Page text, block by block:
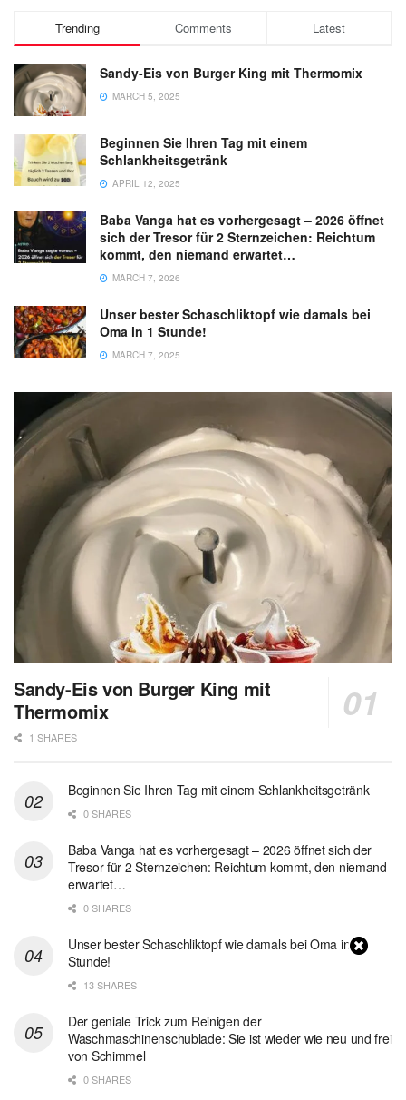
Trending Comments Latest
Sandy-Eis von Burger King mit Thermomix
MARCH 5, 2025
Beginnen Sie Ihren Tag mit einem
Schlankheitsgetränk
APRIL 12, 2025
Baba Vanga hat es vorhergesagt – 2026 öffnet
sich der Tresor für 2 Sternzeichen: Reichtum
kommt, den niemand erwartet…
MARCH 7, 2026
Unser bester Schaschliktopf wie damals bei
Oma in 1 Stunde!
MARCH 7, 2025
Sandy-Eis von Burger King mit
Thermomix
1 SHARES
Beginnen Sie Ihren Tag mit einem Schlankheitsgetränk
0 SHARES
Baba Vanga hat es vorhergesagt – 2026 öffnet sich der
Tresor für 2 Sternzeichen: Reichtum kommt, den niemand
erwartet…
0 SHARES
Unser bester Schaschliktopf wie damals bei Oma in 1
Stunde!
13 SHARES
Der geniale Trick zum Reinigen der
Waschmaschinenschublade: Sie ist wieder wie neu und frei
von Schimmel
0 SHARES